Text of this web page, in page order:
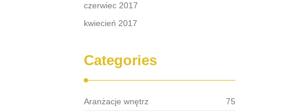
czerwiec 2017
kwiecień 2017
Categories
Aranżacje wnętrz
75